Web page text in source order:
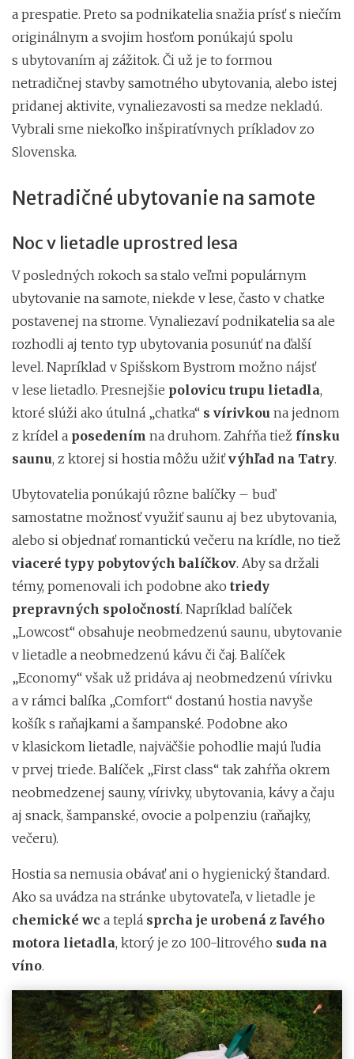
a prespatie. Preto sa podnikatelia snažia prísť s niečím
originálnym a svojim hosťom ponúkajú spolu
s ubytovaním aj zážitok. Či už je to formou
netradičnej stavby samotného ubytovania, alebo istej
pridanej aktivite, vynaliezavosti sa medze nekladú.
Vybrali sme niekoľko inšpiratívnych príkladov zo
Slovenska.
Netradičné ubytovanie na samote
Noc v lietadle uprostred lesa
V posledných rokoch sa stalo veľmi populárnym
ubytovanie na samote, niekde v lese, často v chatke
postavenej na strome. Vynaliezaví podnikatelia sa ale
rozhodli aj tento typ ubytovania posunúť na ďalší
level. Napríklad v Spišskom Bystrom možno nájsť
v lese lietadlo. Presnejšie polovicu trupu lietadla,
ktoré slúži ako útulná „chatka“ s vírivkou na jednom
z krídel a posedením na druhom. Zahŕňa tiež fínsku
saunu, z ktorej si hostia môžu užiťvýhľad na Tatry.
Ubytovatelia ponúkajú rôzne balíčky – buď
samostatne možnosť využiť saunu aj bez ubytovania,
alebo si objednať romantickú večeru na krídle, no tiež
viaceré typy pobytových balíčkov. Aby sa držali
témy, pomenovali ich podobne ako triedy
prepravných spoločností. Napríklad balíček
„Lowcost“ obsahuje neobmedzenú saunu, ubytovanie
v lietadle a neobmedzenú kávu či čaj. Balíček
„Economy“ však už pridáva aj neobmedzenú vírivku
a v rámci balíka „Comfort“ dostanú hostia navyše
košík s raňajkami a šampanské. Podobne ako
v klasickom lietadle, najväčšie pohodlie majú ľudia
v prvej triede. Balíček „First class“ tak zahŕňa okrem
neobmedzenej sauny, vírivky, ubytovania, kávy a čaju
aj snack, šampanské, ovocie a polpenziu (raňajky,
večeru).
Hostia sa nemusia obávať ani o hygienický štandard.
Ako sa uvádza na stránke ubytovateľa, v lietadle je
chemické wc a teplá sprcha je urobená z ľavého
motora lietadla, ktorý je zo 100-litrového suda na
víno.